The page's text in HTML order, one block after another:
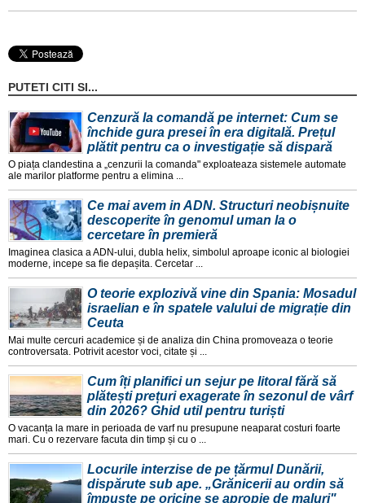
PUTETI CITI SI...
Cenzură la comandă pe internet: Cum se
închide gura presei în era digitală. Prețul
plătit pentru ca o investigație să dispară
O piața clandestina a „cenzurii la comanda" exploateaza sistemele automate
ale marilor platforme pentru a elimina ...
Ce mai avem in ADN. Structuri neobișnuite
descoperite în genomul uman la o
cercetare în premieră
Imaginea clasica a ADN-ului, dubla helix, simbolul aproape iconic al biologiei
moderne, incepe sa fie depașita. Cercetar ...
O teorie explozivă vine din Spania: Mosadul
israelian e în spatele valului de migrație din
Ceuta
Mai multe cercuri academice și de analiza din China promoveaza o teorie
controversata. Potrivit acestor voci, citate și ...
Cum îți planifici un sejur pe litoral fără să
plătești prețuri exagerate în sezonul de vârf
din 2026? Ghid util pentru turiști
O vacanța la mare in perioada de varf nu presupune neaparat costuri foarte
mari. Cu o rezervare facuta din timp și cu o ...
Locurile interzise de pe țărmul Dunării,
dispărute sub ape. „Grănicerii au ordin să
împuște pe oricine se apropie de maluri"